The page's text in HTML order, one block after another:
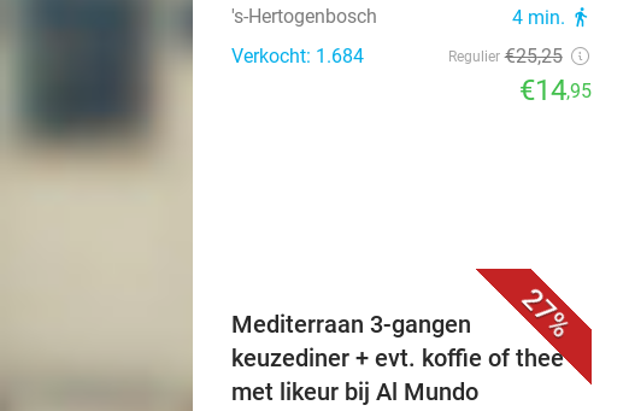
's-Hertogenbosch 4 min. directions_walk
Verkocht: 1.684 Regulier €25,25
€14,95
27%
Mediterraan 3-gangen
keuzediner + evt. koffie of thee
met likeur bij Al Mundo